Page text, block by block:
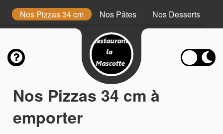
Nos Pizzas 34 cm Nos Pâtes Nos Desserts
Nos Pizzas 34 cm à
emporter